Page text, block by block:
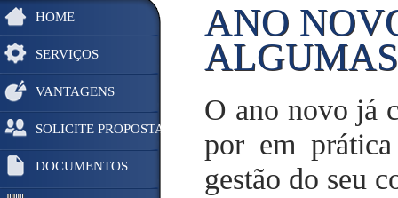
HOME
SERVIÇOS
VANTAGENS
SOLICITE PROPOSTA
DOCUMENTOS
ANO
O ano novo já
por em
gestão do seu